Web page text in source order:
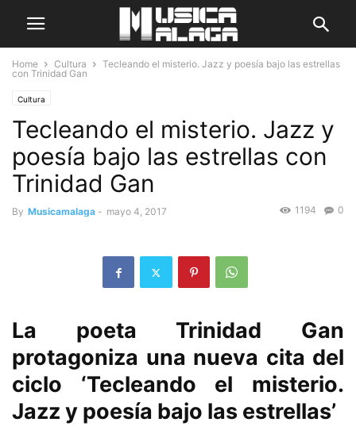
Home Cultura
Tecleando el misterio. Jazz y poesía bajo las estrellas
con Trinidad Gan
Cultura
Tecleando el misterio. Jazz y
poesía bajo las estrellas con
Trinidad Gan
By Musicamalaga - mayo 4, 2017 0
1194
La poeta Trinidad Gan
protagoniza una nueva cita del
ciclo ‘Tecleando el misterio.
Jazz y poesía bajo las estrellas’